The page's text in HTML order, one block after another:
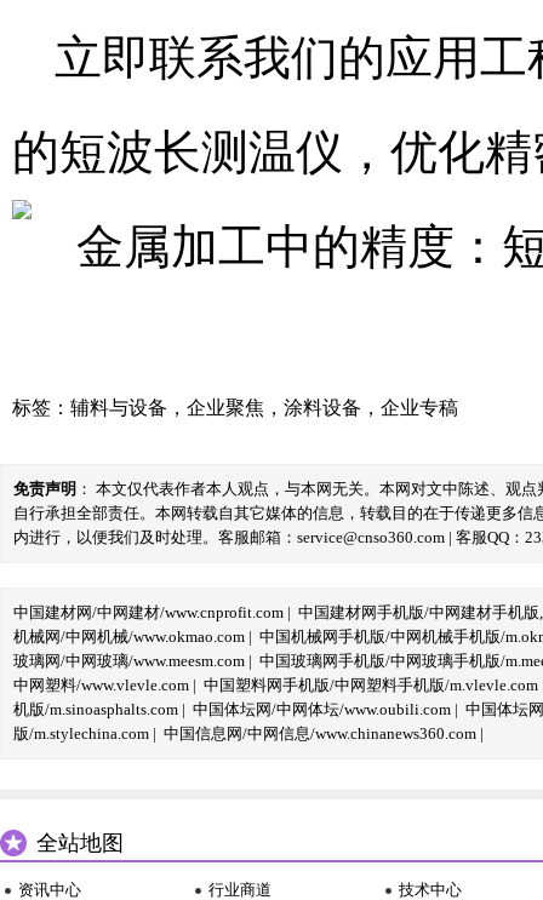
立即联系我们的应用
的短波长测温仪，优化
标签： 辅料与设备 ， 企业聚焦 ， 涂料设备 ， 企业专稿
免责声明 ： 本文仅代表作者本人观点，与本网无关。本网对文中陈述、观
自行承担全部责任。本网转载自其它媒体的信息，转载目的在于传递更多
内进行，以便我们及时处理。客服邮箱：service@cnso360.com | 客服QQ：
中国建材网/中网建材/www.cnprofit.com | 中国建材网手机版/中网建材手机版
机械网/中网机械/www.okmao.com | 中国机械网手机版/中网机械手机版/
玻璃网/中网玻璃/www.meesm.com | 中国玻璃网手机版/中网玻璃手机版/
中网塑料/www.vlevle.com | 中国塑料网手机版/中网塑料手机版/m.vlevle.com
机版/m.sinoasphalts.com | 中国体坛网/中网体坛/www.oubili.com | 中国体坛
版/m.stylechina.com | 中国信息网/中网信息/www.chinanews360.com |
全站地图
资讯中心 行业商道 技术中心